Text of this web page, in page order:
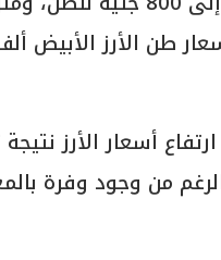
طن الأرز الأبيض
أسعار الأرز
من وجود وفرة